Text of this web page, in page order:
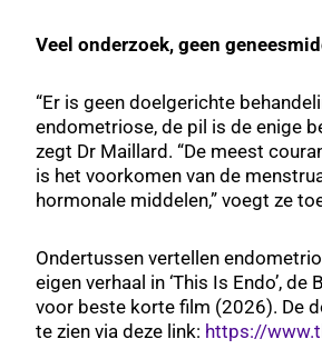
Veel onderzoek, geen
“Er is geen doelgerichte
endometriose, de pil is de enige
zegt Dr Maillard. “De meest
is het voorkomen van de
hormonale middelen,” voegt ze
Ondertussen vertellen
eigen verhaal in ‘This Is Endo’, de
voor beste korte film (2026). De
te zien via deze link: https://